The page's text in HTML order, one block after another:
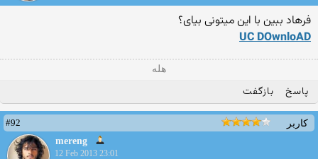
فرهاد ببین با این میتونی بیای؟
UC DOwnloAD
هله
پاسخ بازگفت
کاربر
#92
mereng
12 Feb 2013 23:01